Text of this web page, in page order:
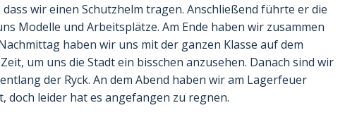
wir einen Schutzhelm tragen. Anschließend führte er die
Modelle und Arbeitsplätze. Am Ende haben wir zusammen
haben wir uns mit der ganzen Klasse auf dem
um uns die Stadt ein bisschen anzusehen. Danach sind wir
der Ryck. An dem Abend haben wir am Lagerfeuer
doch leider hat es angefangen zu regnen.